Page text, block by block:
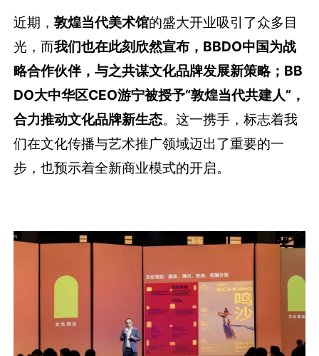
近期，敦煌当代美术馆的盛大开业吸引了众多目
光，而我们也在此刻欣然宣布， BBDO中国为战
略合作伙伴，与之共谋文化品牌发展新策略； BB
DO大中华区CEO游宁被授予“敦煌当代共建人”，
合力推动文化品牌新生态。这一携手，标志着我
们在文化传播与艺术推广领域迈出了重要的一
步，也预示着全新商业模式的开启。